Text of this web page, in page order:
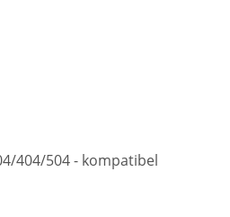
404/504 - kompatibel